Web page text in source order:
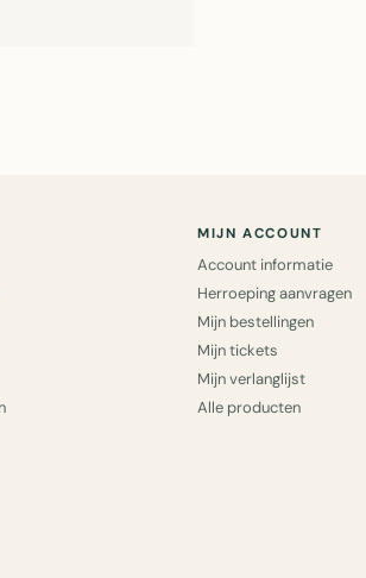
MIJN ACCOUNT
Account informatie
Herroeping aanvragen
Mijn bestellingen
Mijn tickets
Mijn verlanglijst
Alle producten